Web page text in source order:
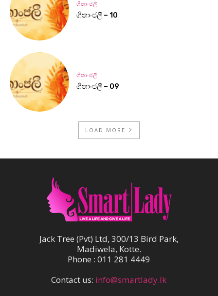
ගීතාංජලී
ගීතාංජලී – 10
ගීතාංජලී
ගීතාංජලී – 09
LOAD MORE
Jack Tree (Pvt) Ltd, 300/13 Bird Park,
Madiwela, Kotte.
Phone : 011 281 4449
Contact us: info@smartlady.lk